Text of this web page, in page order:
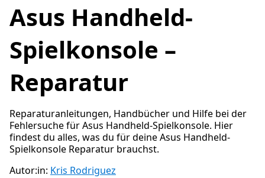
Asus Handheld-
Spielkonsole –
Reparatur
Reparaturanleitungen, Handbücher und Hilfe bei der
Fehlersuche für Asus Handheld-Spielkonsole. Hier
findest du alles, was du für deine Asus Handheld-
Spielkonsole Reparatur brauchst.
Autor:in: Kris Rodriguez